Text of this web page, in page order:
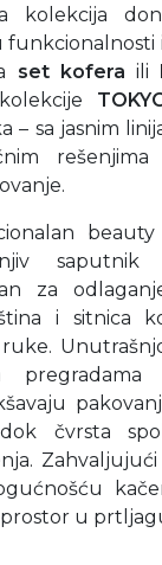
kolekcija
set kofera ili
– sa jasnim
rešenjima
saputnik
za
i sitnica
čvrsta
prostor u